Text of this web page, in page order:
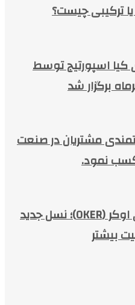
ترکیبی چیست؟
اسپورتیج توسط
برگزار شد
مشتریان در صنعت
کسب نمود.
معرفی کرکره فولادی اوکر (OKER)؛ نسل جدید
بیشتر